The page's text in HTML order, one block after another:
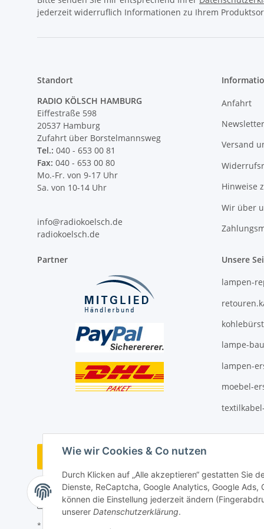
Wie wir Cookies & Co nutzen
Durch Klicken auf „Alle akzeptieren“ gestatten Sie
Dienste, ReCaptcha, Google Analytics, Google
können die Einstellung jederzeit ändern
unserer Datenschutzerklärung.
jederzeit widerruflich Informationen zu Ihrem
Standort
RADIO KÖLSCH HAMBURG
Eiffestraße 598
20537 Hamburg
Zufahrt über Borstelmannsweg
Tel.: 040 - 653 00 81
Fax: 040 - 653 00 80
Mo.-Fr. von 9-17 Uhr
Sa. von 10-14 Uhr
info@radiokoelsch.de
radiokoelsch.de
Anfahrt
Newsletter
Versand
Hinweise
Wir über
Partner Unsere
lampen-
lampe-
lampen-
moebel-
Vertrag widerrufen
* Alle Preise inkl. gesetzlicher USt., ** siehe Lieferbedingungen, zzgl.